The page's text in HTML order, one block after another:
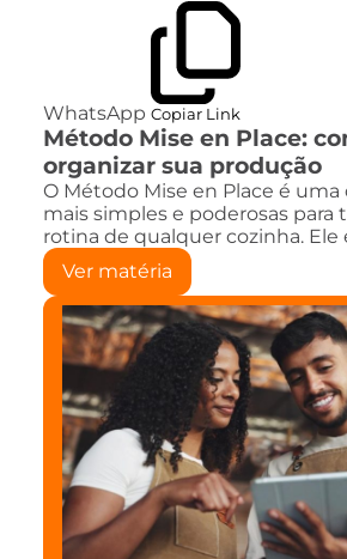
WhatsApp Copiar Link
Método Mise en Place:
organizar sua produção
O Método Mise en Place é uma
mais simples e poderosas para
rotina de qualquer cozinha.
Ver matéria